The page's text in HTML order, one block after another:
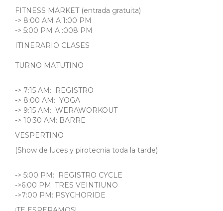
FITNESS MARKET (entrada gratuita)
-> 8:00 AM A 1:00 PM
-> 5:00 PM A :008 PM
ITINERARIO CLASES
TURNO MATUTINO
-> 7:15 AM: REGISTRO
-> 8:00 AM: YOGA
-> 9:15 AM: WERAWORKOUT
-> 10:30 AM: BARRE
VESPERTINO
(Show de luces y pirotecnia toda la tarde)
-> 5:00 PM: REGISTRO CYCLE
->6:00 PM: TRES VEINTIUNO
->7:00 PM: PSYCHORIDE